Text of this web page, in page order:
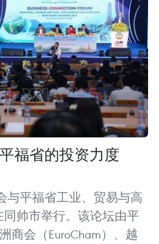
福省的投资力度
与平福省工业、贸易与高
帅市举行。该论坛由平
商会（EuroCham）、越